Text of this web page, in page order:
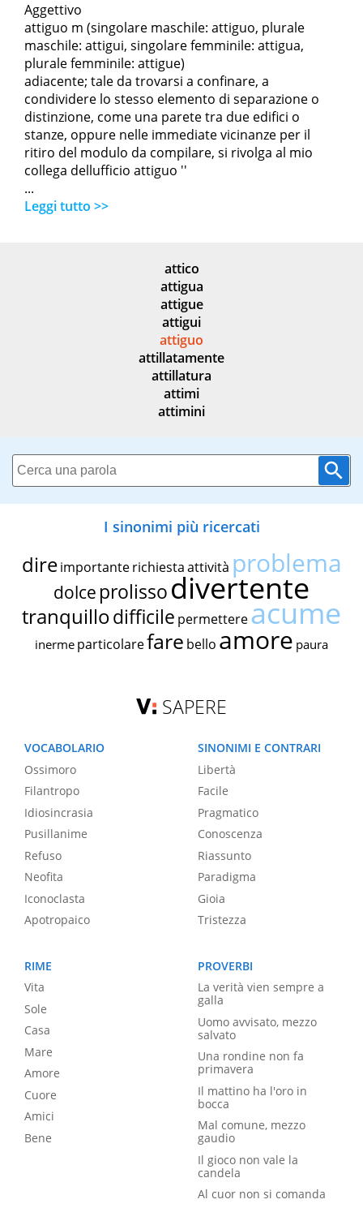
Aggettivo
attiguo m (singolare maschile: attiguo, plurale
maschile: attigui, singolare femminile: attigua,
plurale femminile: attigue)
adiacente; tale da trovarsi a confinare, a
condividere lo stesso elemento di separazione o
distinzione, come una parete tra due edifici o
stanze, oppure nelle immediate vicinanze per il
ritiro del modulo da compilare, si rivolga al mio
collega dellufficio attiguo ''
...
Leggi tutto >>
attico
attigua
attigue
attigui
attiguo
attillatamente
attillatura
attimi
attimini
I sinonimi più ricercati
dire importante richiestaattività problema
dolce prolissodivertente
tranquillodifficile permettereacume
inerme particolarefare bello amore paura
SAPERE
VOCABOLARIO
Ossimoro
Filantropo
Idiosincrasia
Pusillanime
Refuso
Neofita
Iconoclasta
Apotropaico
SINONIMI E CONTRARI
Libertà
Facile
Pragmatico
Conoscenza
Riassunto
Paradigma
Gioia
Tristezza
RIME
Vita
Sole
Casa
Mare
Amore
Cuore
Amici
Bene
PROVERBI
La verità vien sempre a
galla
Uomo avvisato, mezzo
salvato
Una rondine non fa
primavera
Il mattino ha l'oro in
bocca
Mal comune, mezzo
gaudio
Il gioco non vale la
candela
Al cuor non si comanda